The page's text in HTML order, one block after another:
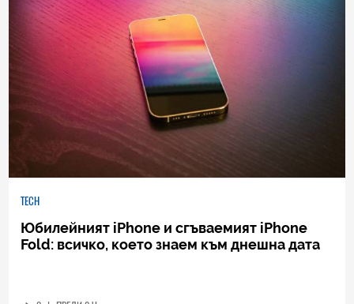
TECH
Юбилейният iPhone и сгъваемият iPhone
Fold: всичко, което знаем към днешна дата